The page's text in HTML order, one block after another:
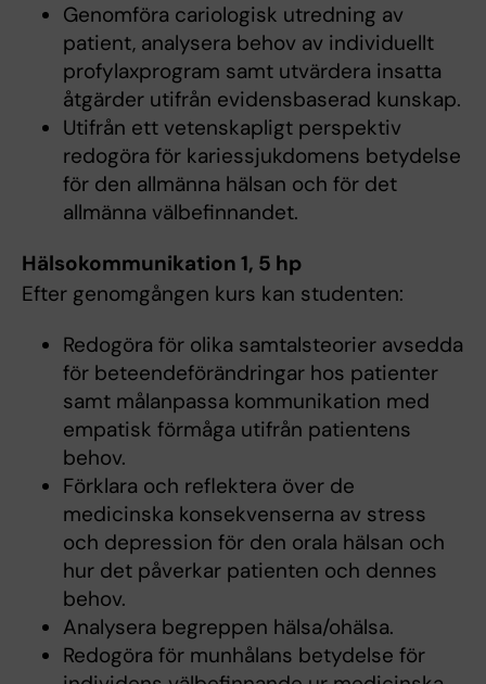
Genomföra cariologisk utredning av
patient, analysera behov av individuellt
profylaxprogram samt utvärdera insatta
åtgärder utifrån evidensbaserad kunskap.
Utifrån ett vetenskapligt perspektiv
redogöra för kariessjukdomens betydelse
för den allmänna hälsan och för det
allmänna välbefinnandet.
Hälsokommunikation 1, 5 hp
Efter genomgången kurs kan studenten:
Redogöra för olika samtalsteorier avsedda
för beteendeförändringar hos patienter
samt målanpassa kommunikation med
empatisk förmåga utifrån patientens
behov.
Förklara och reflektera över de
medicinska konsekvenserna av stress
och depression för den orala hälsan och
hur det påverkar patienten och dennes
behov.
Analysera begreppen hälsa/ohälsa.
Redogöra för munhålans betydelse för